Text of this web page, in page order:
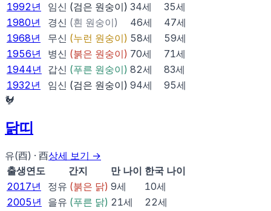
1992년 임신 (검은 원숭이) 34세 35세
1980년 경신 (흰 원숭이) 46세 47세
1968년 무신 (누런 원숭이) 58세 59세
1956년 병신 (붉은 원숭이) 70세 71세
1944년 갑신 (푸른 원숭이) 82세 83세
1932년 임신 (검은 원숭이) 94세 95세
🐓
닭띠
유(酉) · 酉상세 보기 →
출생연도
간지 만 나이 한국 나이
2017년 정유 (붉은 닭) 9세 10세
2005 년 을유 (푸른 닭) 21세 22세